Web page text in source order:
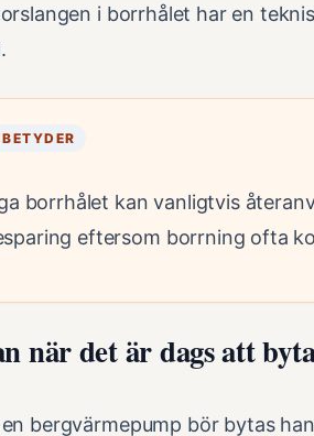
i borrhålet har en
borrhålet kan vanligtvis
eftersom borrning ofta
när det är dags att
bergvärmepump bör bytas